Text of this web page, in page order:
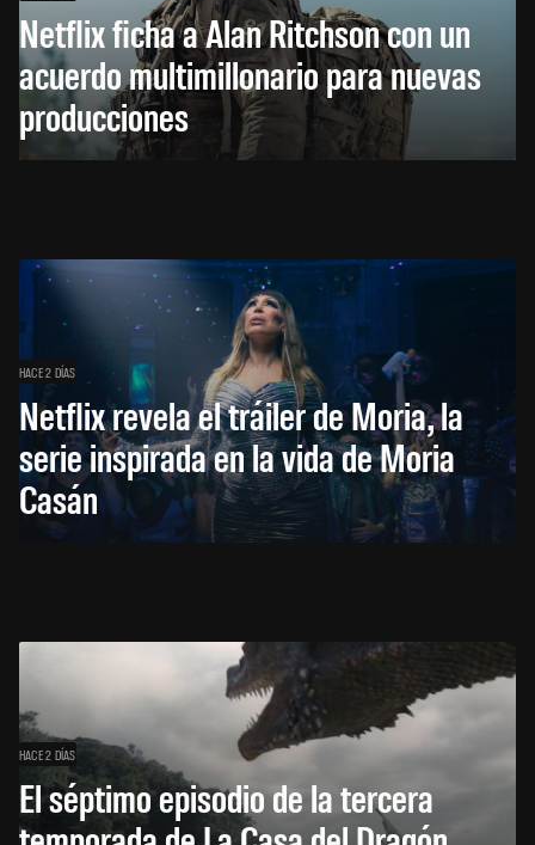
Netflix ficha a Alan Ritchson con un
acuerdo multimillonario para nuevas
producciones
HACE 2 DÍAS
Netflix revela el tráiler de Moria, la
serie inspirada en la vida de Moria
Casán
HACE 2 DÍAS
El séptimo episodio de la tercera